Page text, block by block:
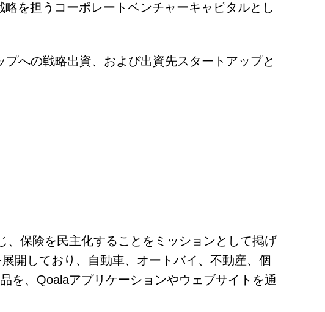
を担うコーポレートベンチャーキャピタルとし
への戦略出資、および出資先スタートアップと
保険を民主化することをミッションとして掲げ
開しており、自動車、オートバイ、不動産、個
を、Qoalaアプリケーションやウェブサイトを通